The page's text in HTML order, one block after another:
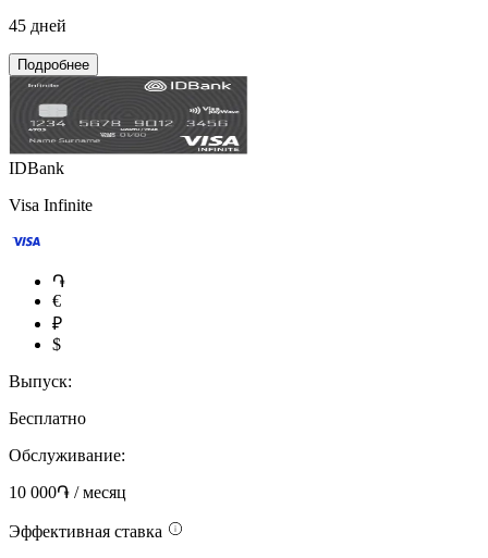
45 дней
Подробнее
IDBank
Visa Infinite
֏
€
₽
$
Выпуск:
Бесплатно
Обслуживание:
10 000֏ / месяц
Эффективная ставка